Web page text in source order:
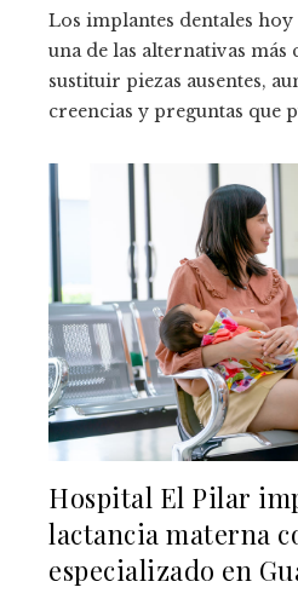
Los implantes dentales
una de las alternativas más
sustituir piezas ausentes,
creencias y preguntas que
Hospital El Pilar
lactancia materna
especializado en